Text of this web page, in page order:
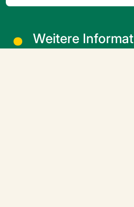
Weitere